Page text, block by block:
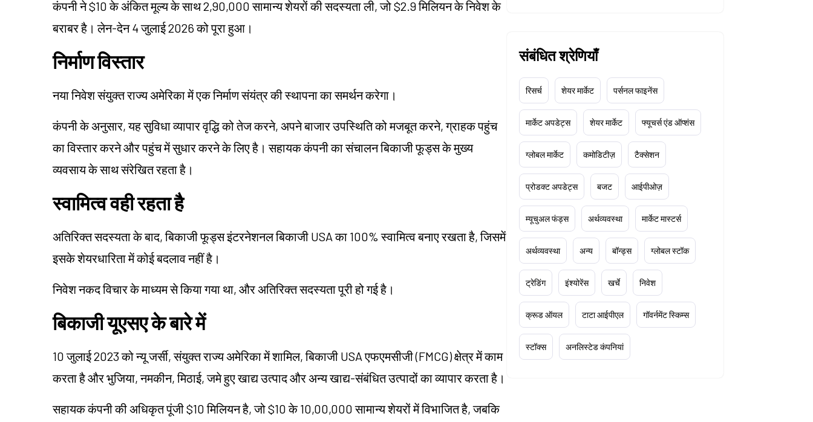
कंपनी ने $10 के अंकित मूल्य के साथ 2,90,000 सामान्य शेयरों की सदस्यता ली, जो $2.9 मिलियन के निवेश के
बराबर है। लेन-देन 4 जुलाई 2026 को पूरा हुआ।
निर्माण विस्तार
नया निवेश संयुक्त राज्य अमेरिका में एक निर्माण संयंत्र की स्थापना का समर्थन करेगा।
कंपनी के अनुसार, यह सुविधा व्यापार वृद्धि को तेज करने, अपने बाजार उपस्थिति को मजबूत करने, ग्राहक पहुंच
का विस्तार करने और पहुंच में सुधार करने के लिए है। सहायक कंपनी का संचालन बिकाजी फूड्स के मुख्य
व्यवसाय के साथ संरेखित रहता है।
स्वामित्व वही रहता है
अतिरिक्त सदस्यता के बाद, बिकाजी फूड्स इंटरनेशनल बिकाजी USA का 100% स्वामित्व बनाए रखता है, जिसमें
इसके शेयरधारिता में कोई बदलाव नहीं है।
निवेश नकद विचार के माध्यम से किया गया था, और अतिरिक्त सदस्यता पूरी हो गई है।
बिकाजी यूएसए के बारे में
10 जुलाई 2023 को न्यू जर्सी, संयुक्त राज्य अमेरिका में शामिल, बिकाजी USA एफएमसीजी (FMCG) क्षेत्र में काम
करता है और भुजिया, नमकीन, मिठाई, जमे हुए खाद्य उत्पाद और अन्य खाद्य-संबंधित उत्पादों का व्यापार करता है।
सहायक कंपनी की अधिकृत पूंजी $10 मिलियन है, जो $10 के 10,00,000 सामान्य शेयरों में विभाजित है, जबकि
संबंधित श्रेणियाँ
रिसर्च शेयर मार्केट पर्सनल फाइनेंस
मार्केट अपडेट्स शेयर मार्केट फ्यूचर्स एंड ऑप्शंस
ग्लोबल मार्केट कमोडिटीज़ टैक्सेशन
प्रोडक्ट अपडेट्स बजट आईपीओज़
म्यूचुअल फंड्स अर्थव्यवस्था मार्केट मास्टर्स
अर्थव्यवस्था अन्य बॉन्ड्स ग्लोबल स्टॉक
ट्रेडिंग इंश्योरेंस खर्चे निवेश
क्रूड ऑयल टाटा आईपीएल गॉवर्नमेंट स्किम्स
स्टॉक्स अनलिस्टेड कंपनियां